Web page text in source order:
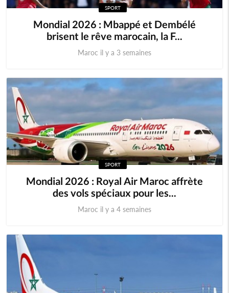
SPORT
‎‎Mondial 2026 : Mbappé et Dembélé
brisent le rêve marocain, la F...
Maroc il y a 3 semaines
SPORT
Mondial 2026 : Royal Air Maroc affrète
des vols spéciaux pour les...
Maroc il y a 4 semaines